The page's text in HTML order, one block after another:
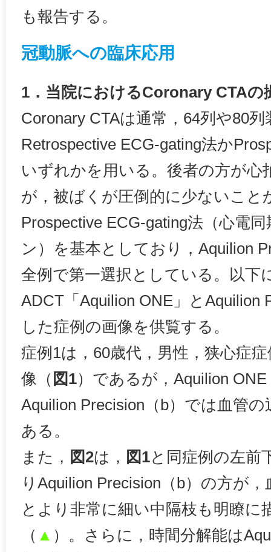
も報告する。
冠動脈への臨床応用
1．当院におけるCoronary CTAの
Coronary CTAは通常，64列や80
Retrospective ECG-gating法か
いずれかを用いる。後者の方が心
が，被ばくが圧倒的に少ないこと
Prospective ECG-gating法（心電
ン）を基本としており，Aquilion
全例で第一選択としている。以下
ADCT「Aquilion ONE」とAquilion
した症例の画像を供覧する。
症例1は，60歳代，男性，狭心症
像（ 図1）であるが，Aquilion
Aquilion Precision（b）では血管
ある。
また， 図2は， 図1と同症例の左前
りAquilion Precision（b）の方が
とより非常に細い中隔枝も明瞭に
（ ▲ ）。さらに，時間分解能は